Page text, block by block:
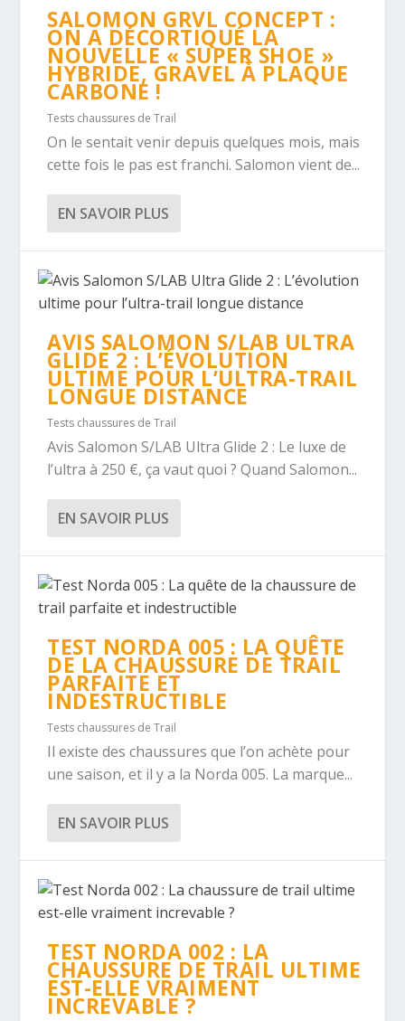
SALOMON GRVL CONCEPT :
ON A DÉCORTIQUÉ LA
NOUVELLE « SUPER SHOE »
HYBRIDE, GRAVEL À PLAQUE
CARBONE !
Tests chaussures de Trail
On le sentait venir depuis quelques mois, mais
cette fois le pas est franchi. Salomon vient de...
EN SAVOIR PLUS
AVIS SALOMON S/LAB ULTRA
GLIDE 2 : L’ÉVOLUTION
ULTIME POUR L’ULTRA-TRAIL
LONGUE DISTANCE
Tests chaussures de Trail
Avis Salomon S/LAB Ultra Glide 2 : Le luxe de
l’ultra à 250 €, ça vaut quoi ? Quand Salomon...
EN SAVOIR PLUS
TEST NORDA 005 : LA QUÊTE
DE LA CHAUSSURE DE TRAIL
PARFAITE ET
INDESTRUCTIBLE
Tests chaussures de Trail
Il existe des chaussures que l’on achète pour
une saison, et il y a la Norda 005. La marque...
EN SAVOIR PLUS
TEST NORDA 002 : LA
CHAUSSURE DE TRAIL ULTIME
EST-ELLE VRAIMENT
INCREVABLE ?